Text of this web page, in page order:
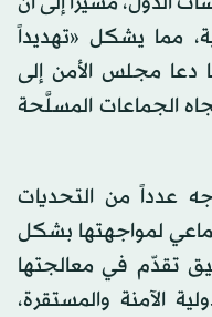
مما يشكل «تهديداً
دعا مجلس الأمن إلى
الجماعات المسلَّحة
عدداً من التحديات
لمواجهتها بشكل
تقدّم في معالجتها
الآمنة والمستقرة،